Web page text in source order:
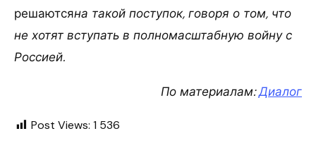
решаютсяна такой поступок, говоря о том, что
не хотят вступать в полномасштабную войну с
Россией.
По материалам:Диалог
Post Views: 1 536